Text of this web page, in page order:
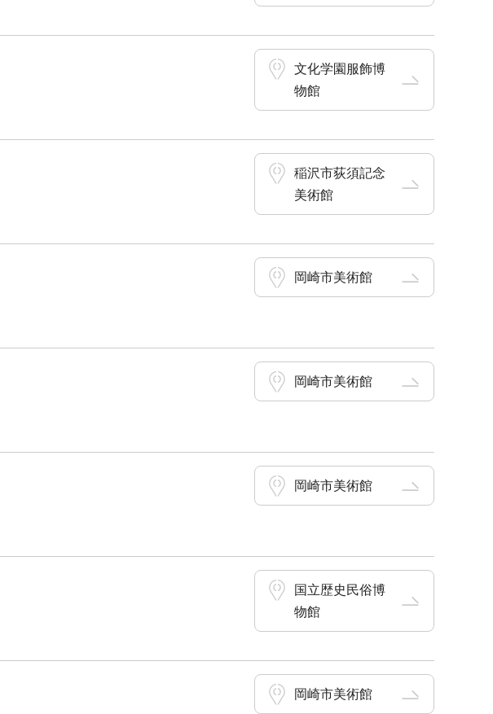
文化学園服飾博
物館
稲沢市荻須記念
美術館
岡崎市美術館
岡崎市美術館
岡崎市美術館
国立歴史民俗博
物館
岡崎市美術館